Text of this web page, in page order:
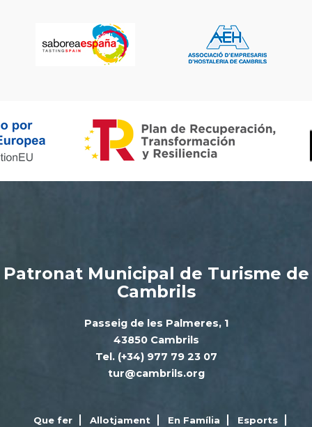
Patronat Municipal de Turisme de
Cambrils
Passeig de les Palmeres, 1
43850 Cambrils
Tel. (+34) 977 79 23 07
tur@cambrils.org
Que fer Allotjament En Família Esports